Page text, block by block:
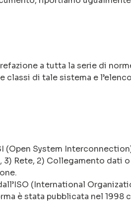
a tutta la serie di
di tale sistema e
(Open System
Rete, 2) Collegamento dati o
(International
è stata pubblicata nel 1998